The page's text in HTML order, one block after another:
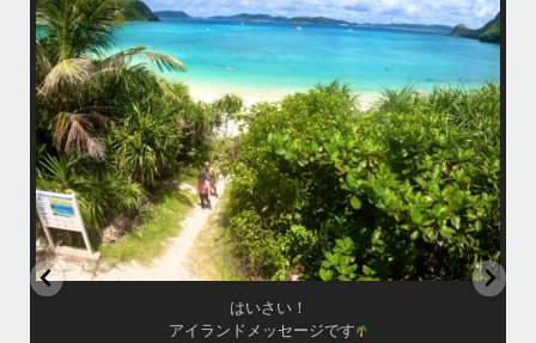
昔よく潜りに来て下さっていたリピーターさんの子供が10才になったの
で一緒にダイビングデビュー…なんて嬉しいシチュエーションもあり、
毎日色々なお客様と楽しくご一緒させて頂いてます
渡嘉敷島の方も夏には珍しい北風つづきのおかげでビーチが穏やか
...
8月 14
はいさい！
アイランドメッセージです